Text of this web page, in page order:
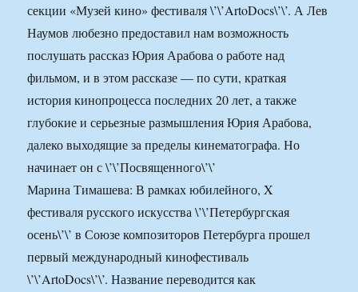
секции «Музей кино» фестиваля \’\’ArtoDocs\’\’. А Лев
Наумов любезно предоставил нам возможность
послушать рассказ Юрия Арабова о работе над
фильмом, и в этом рассказе — по сути, краткая
история кинопроцесса последних 20 лет, а также
глубокие и серьезные размышления Юрия Арабова,
далеко выходящие за пределы кинематографа. Но
начинает он с \’\’Посвященного\’\’
Марина Тимашева: В рамках юбилейного, X
фестиваля русского искусства \’\’Петербургская
осень\’\’ в Союзе композиторов Петербурга прошел
первый международный кинофестиваль
\’\’ArtoDocs\’\’. Название переводится как